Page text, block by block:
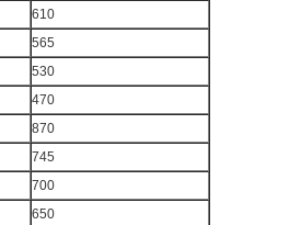
610
565
530
470
870
745
700
650